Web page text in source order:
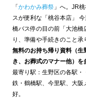
「かわかみ葬祭 」へ。JR
スが便利な「桃谷本店」
橋バス停の目の前「大池
り、準備や手続きのこと承
無料のお持ち帰り資料（生
き、お葬式のマナー他）を
最寄り駅：生野区の各駅
鉄・鶴橋駅、今里駅、大阪
好。